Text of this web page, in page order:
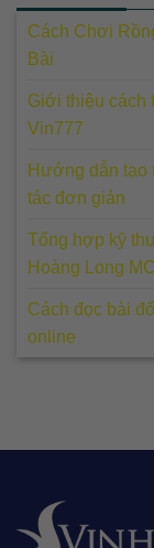
Cách Chơi
Bài
Giới thiệu cách
Vin777
Hướng dẫn tạo
tác đơn giản
Tổng hợp kỹ
Hoàng Long
Cách đọc bài
online